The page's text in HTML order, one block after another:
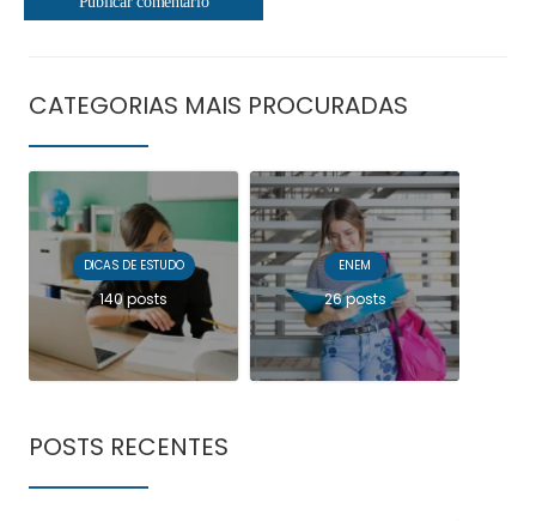
CATEGORIAS MAIS PROCURADAS
DICAS DE ESTUDO
140 posts
ENEM
26 posts
POSTS RECENTES